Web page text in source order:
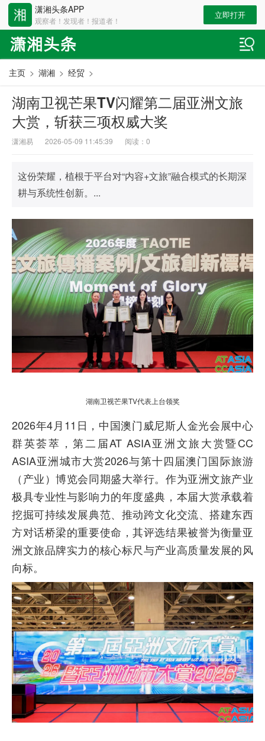
潇湘头条APP
观察者！发现者！报道者！
立即打开
主页 > 湖湘 > 经贸 >
湖南卫视芒果TV闪耀第二届亚洲文旅
大赏，斩获三项权威大奖
潇湘易 2026-05-09 11:45:39 阅读： 0
这份荣耀，植根于平台对“内容+文旅”融合模式的长期深
耕与系统性创新。...
湖南卫视芒果TV代表上台领奖
2026年4月11日，中国澳门威尼斯人金光会展中心
群英荟萃，第二届AT ASIA亚洲文旅大赏暨CC
ASIA亚洲城市大赏2026与第十四届澳门国际旅游
（产业）博览会同期盛大举行。作为亚洲文旅产业
极具专业性与影响力的年度盛典，本届大赏承载着
挖掘可持续发展典范、推动跨文化交流、搭建东西
方对话桥梁的重要使命，其评选结果被誉为衡量亚
洲文旅品牌实力的核心标尺与产业高质量发展的风
向标。